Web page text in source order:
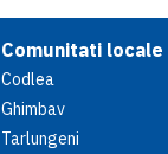
Comunitati locale
Codlea
Ghimbav
Tarlungeni